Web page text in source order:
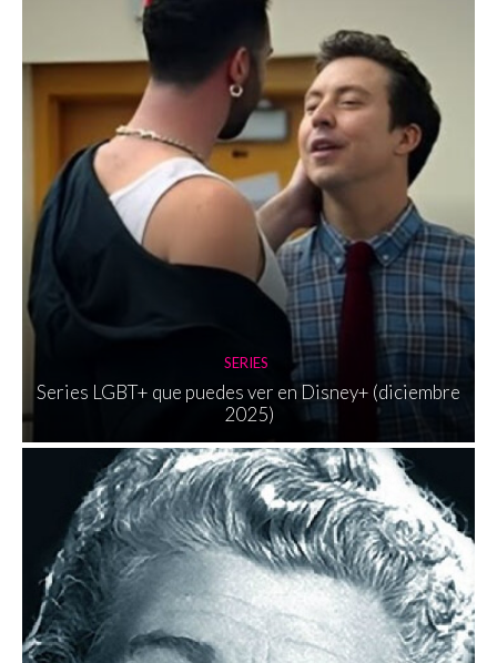
SERIES
Series LGBT+ que puedes ver en Disney+ (diciembre
2025)